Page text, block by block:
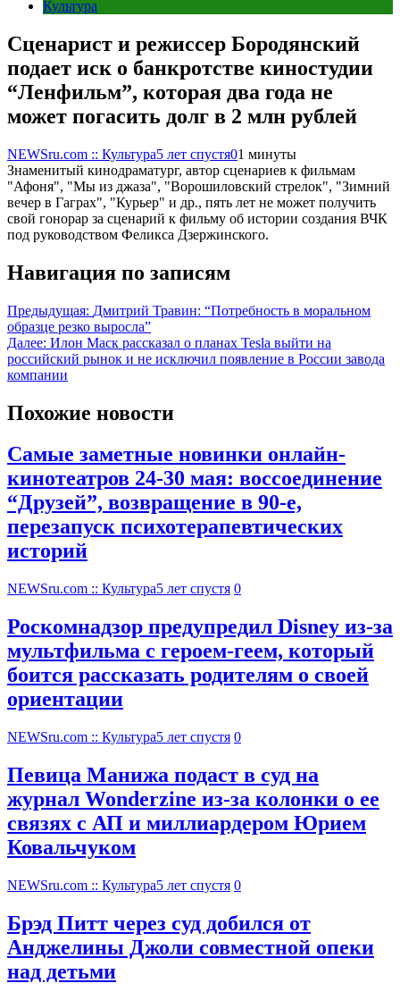
Культура
Сценарист и режиссер Бородянский
подает иск о банкротстве киностудии
“Ленфильм”, которая два года не
может погасить долг в 2 млн рублей
NEWSru.com :: Культура5 лет спустя01 минуты
Знаменитый кинодраматург, автор сценариев к фильмам
"Афоня", "Мы из джаза", "Ворошиловский стрелок", "Зимний
вечер в Гаграх", "Курьер" и др., пять лет не может получить
свой гонорар за сценарий к фильму об истории создания ВЧК
под руководством Феликса Дзержинского.
Навигация по записям
Предыдущая: Дмитрий Травин: “Потребность в моральном
образце резко выросла”
Далее: Илон Маск рассказал о планах Tesla выйти на
российский рынок и не исключил появление в России завода
компании
Похожие новости
Самые заметные новинки онлайн-
кинотеатров 24-30 мая: воссоединение
“Друзей”, возвращение в 90-е,
перезапуск психотерапевтических
историй
NEWSru.com :: Культура5 лет спустя 0
Роскомнадзор предупредил Disney из-за
мультфильма c героем-геем, который
боится рассказать родителям о своей
ориентации
NEWSru.com :: Культура5 лет спустя 0
Певица Манижа подаст в суд на
журнал Wonderzine из-за колонки о ее
связях с АП и миллиардером Юрием
Ковальчуком
NEWSru.com :: Культура5 лет спустя 0
Брэд Питт через суд добился от
Анджелины Джоли совместной опеки
над детьми